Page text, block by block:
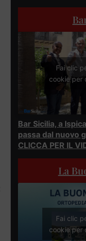
Fai clic
cookie per
Bar Sicilia, a
passa dal nuovo
CLICCA PER IL
La
Fai clic
cookie per